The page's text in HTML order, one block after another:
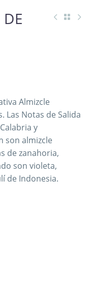
Almizcle
Las Notas de Salida
y
son almizcle
de zanahoria,
son violeta,
de Indonesia.